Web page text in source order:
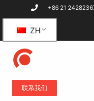
+86 21
ZH
联系我们